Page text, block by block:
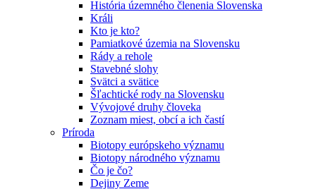
História územného členenia Slovenska
Králi
Kto je kto?
Pamiatkové územia na Slovensku
Rády a rehole
Stavebné slohy
Svätci a svätice
Šľachtické rody na Slovensku
Vývojové druhy človeka
Zoznam miest, obcí a ich častí
Príroda
Biotopy európskeho významu
Biotopy národného významu
Čo je čo?
Dejiny Zeme